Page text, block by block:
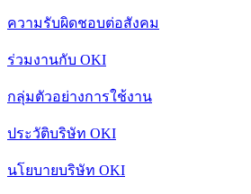
ความรับผิดชอบต่อสังคม
ร่วมงานกับ OKI
กลุ่มตัวอย่างการใช้งาน
ประวัติบริษัท OKI
นโยบายบริษัท OKI